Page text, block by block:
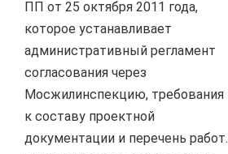
ПП от 25 октября 2011 года,
которое устанавливает
административный регламент
согласования через
Мосжилинспекцию, требования
к составу проектной
документации и перечень работ.